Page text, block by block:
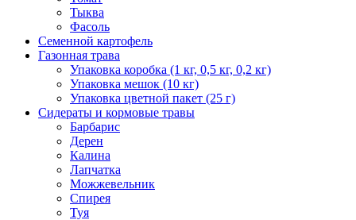
Тыква
Фасоль
Семенной картофель
Газонная трава
Упаковка коробка (1 кг, 0,5 кг, 0,2 кг)
Упаковка мешок (10 кг)
Упаковка цветной пакет (25 г)
Сидераты и кормовые травы
Барбарис
Дерен
Калина
Лапчатка
Можжевельник
Спирея
Туя